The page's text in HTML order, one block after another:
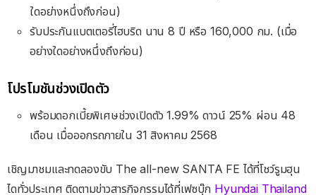
ใดอย่างหนึ่งถึงก่อน)
รับประกันแบตเตอรี่ไฮบริด นาน 8 ปี หรือ 160,000 กม. (เมื่อ
อย่างใดอย่างหนึ่งถึงก่อน)
โปรโมชันช่วงเปิดตัว
พร้อมดอกเบี้ยพิเศษช่วงเปิดตัว 1.99% ดาวน์ 25% ผ่อน 48
เดือน เมื่อออกรถภายใน 31 สิงหาคม 2568
เชิญมาชมและทดลองขับ The all-new SANTA FE ได้ที่โชว์รูมฮุน
ไดทั่วประเทศ ติดตามข่าวสารกิจกรรมได้ที่เฟซบุ๊ก Hyundai Thailand